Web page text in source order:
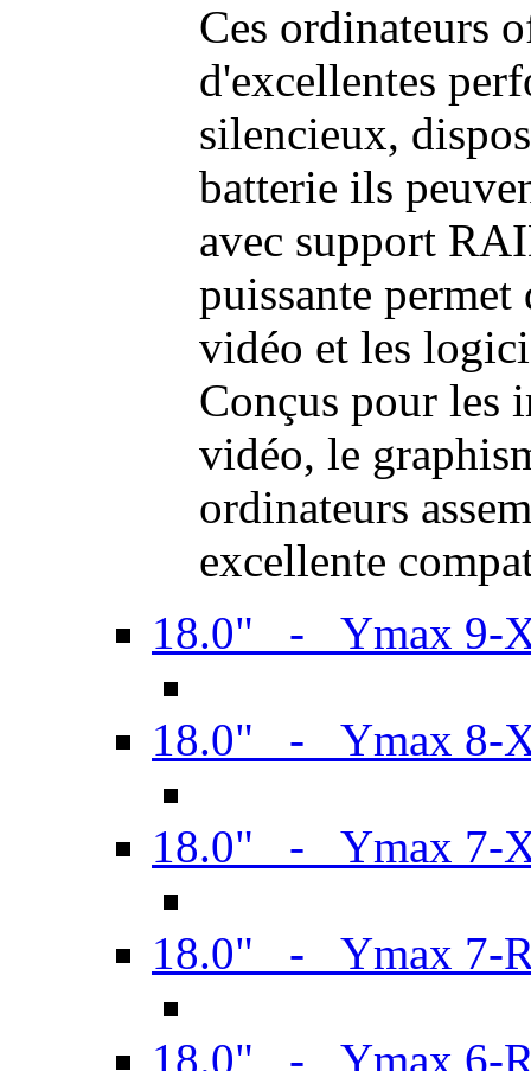
Ces ordinateurs
d'excellentes
silencieux,
batterie ils
avec support
puissante permet
vidéo et les
Conçus pour les
vidéo, le
ordinateurs
excellente
18.0" - Ymax 9-
18.0" - Ymax 8-
18.0" - Ymax 7-
18.0" - Ymax 7-
18.0" - Ymax 6-